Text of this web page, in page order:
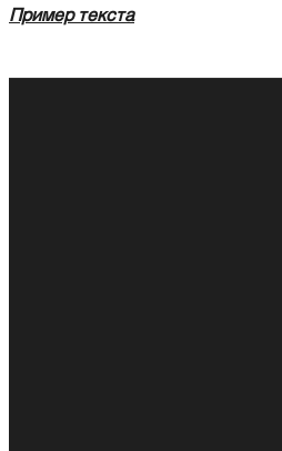
Пример текста